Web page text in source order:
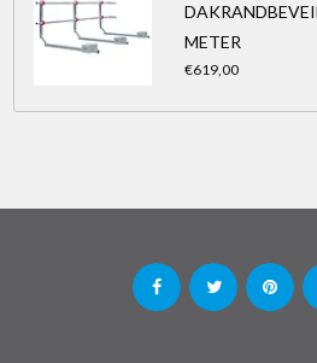
METER
€619,00